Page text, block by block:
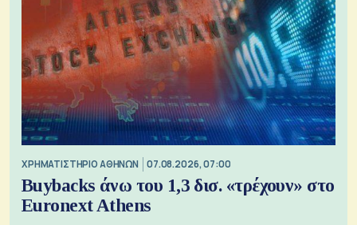
XΡΗΜΑΤΙΣΤΗΡΙΟ ΑΘΗΝΩΝ 07.08.2026, 07:00
Buybacks άνω του 1,3 δισ. «τρέχουν» στο
Euronext Athens